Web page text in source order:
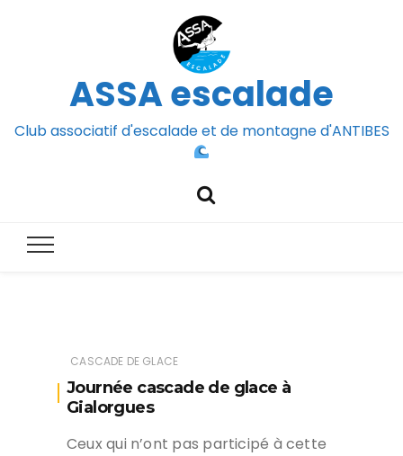
ASSA escalade
Club associatif d'escalade et de montagne d'ANTIBES
CASCADE DE GLACE
Journée cascade de glace à
Gialorgues
Ceux qui n’ont pas participé à cette